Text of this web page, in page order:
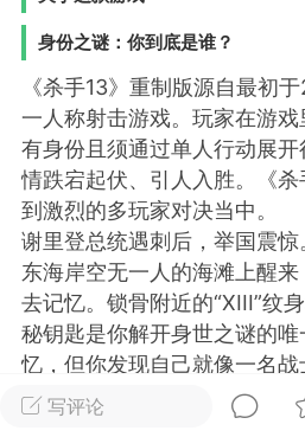
实时动态 直播
Lv.8 极品会员 靓号
黑凤梨
电脑端 外挂制作
该内容只允许登录的用户查
写评论
身份之谜：你到底是谁？
《杀手13》重制版源自最初
一人称射击游戏。玩家在游戏
有身份且须通过单人行动展开
情跌宕起伏、引人入胜。《
到激烈的多玩家对决当中。
谢里登总统遇刺后，举国震
东海岸空无一人的海滩上醒
去记忆。锁骨附近的“XIII”纹
秘钥匙是你解开身世之谜的
忆，但你发现自己就像一名
敏捷、反应快如闪电。你踏
却发现自己是美国总统谋杀